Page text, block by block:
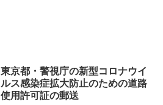
東京都・警視庁の新型コロナウイ
ルス感染症拡大防止のための道路
使用許可証の郵送